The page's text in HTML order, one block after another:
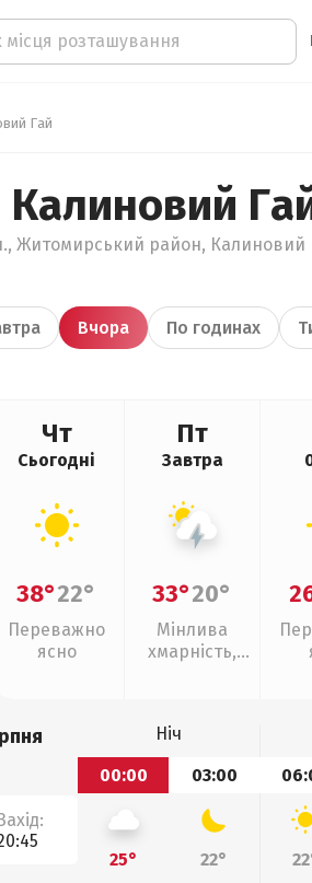
Гай
Калиновий
Житомирський район, Калиновий
Вчора По годинах
Чт
Сьогодні
38°22°
Переважно
ясно
Пт
Завтра
33°20°
Мінлива
хмарність,
Ніч
00:00
03:00
25° 22°